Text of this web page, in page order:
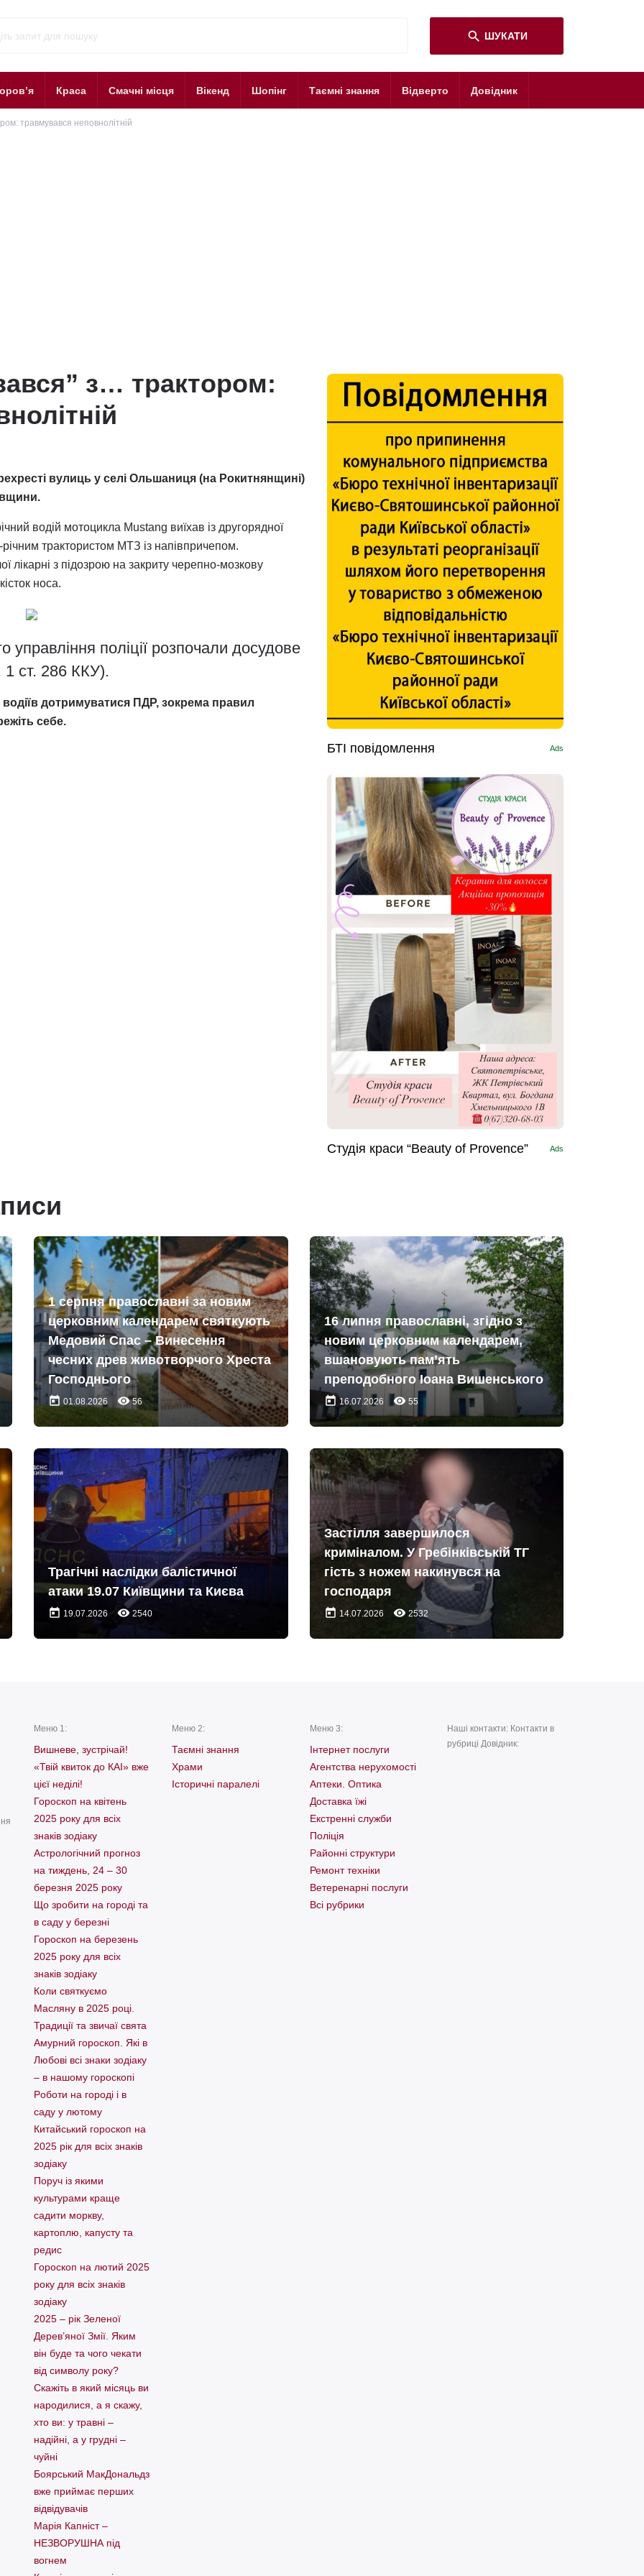
search ШУКАТИ
Краса Смачні місця Вікенд Шопінг Таємні знання Відверто Довідник
травмувався неповнолітній
з… трактором:
вулиць у селі Ольшаниця (на Рокитнянщині)
водій мотоцикла Mustang виїхав із другорядної
трактористом МТЗ із напівпричепом.
лікарні з підозрою на закриту черепно-мозкову
носа.
управління поліції розпочали досудове
ст. 286 ККУ).
дотримуватися ПДР, зокрема правил
себе.
БТІ повідомлення Ads
Студія краси “Beauty of Provence” Ads
1 серпня православні за новим
церковним календарем святкують
Медовий Спас – Винесення
чесних древ животворчого Хреста
Господнього
today 01.08.2026 remove_red_eye56
16 липня православні, згідно з
новим церковним календарем,
вшановують пам’ять
преподобного Іоана Вишенського
today 16.07.2026 remove_red_eye 55
Трагічні наслідки балістичної
атаки 19.07 Київщини та Києва
today 19.07.2026 remove_red_eye 2540
Застілля завершилося
криміналом. У Гребінківській ТГ
гість з ножем накинувся на
господаря
today 14.07.2026 remove_red_eye 2532
Меню 1:
Вишневе, зустрічай!
«Твій квиток до КАІ» вже
цієї неділі!
Гороскоп на квітень
2025 року для всіх
знаків зодіаку
Астрологічний прогноз
на тиждень, 24 – 30
березня 2025 року
Що зробити на городі та
в саду у березні
Гороскоп на березень
2025 року для всіх
знаків зодіаку
Коли святкуємо
Масляну в 2025 році.
Традиції та звичаї свята
Амурний гороскоп. Які в
Любові всі знаки зодіаку
– в нашому гороскопі
Pоботи на городі і в
саду у лютому
Китайський гороскоп на
2025 рік для всіх знаків
зодіаку
Поруч із якими
культурами краще
садити моркву,
картоплю, капусту та
редис
Гороскоп на лютий 2025
року для всіх знаків
зодіаку
2025 – рік Зеленої
Дерев’яної Змії. Яким
він буде та чого чекати
від символу року?
Скажіть в який місяць ви
народилися, а я скажу,
хто ви: у травні –
надійні, а у грудні –
чуйні
Боярський МакДональдз
вже приймає перших
відвідувачів
Марія Капніст –
НЕЗВОРУШНА під
вогнем
Меню 2:
Таємні знання
Храми
Історичні паралелі
Меню 3:
Інтернет послуги
Агентства нерухомості
Аптеки. Оптика
Доставка їжі
Екстренні служби
Поліція
Районні структури
Ремонт техніки
Ветеренарні послуги
Всі рубрики
Наші контакти: Контакти в
рубриці Довідник: